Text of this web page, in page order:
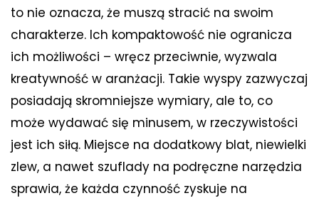
to nie oznacza, że muszą stracić na swoim
charakterze. Ich kompaktowość nie ogranicza
ich możliwości – wręcz przeciwnie, wyzwala
kreatywność w aranżacji. Takie wyspy zazwyczaj
posiadają skromniejsze wymiary, ale to, co
może wydawać się minusem, w rzeczywistości
jest ich siłą. Miejsce na dodatkowy blat, niewielki
zlew, a nawet szuflady na podręczne narzędzia
sprawia, że każda czynność zyskuje na